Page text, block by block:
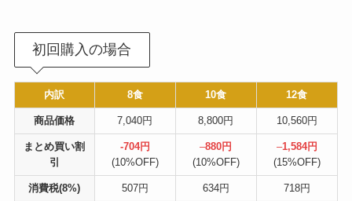
初回購入の場合
内訳 8食 10食 12食
商品価格 7,040円 8,800円 10,560円
まとめ買い割
引
-704円
(10%OFF)
–880円
(10%OFF)
–1,584円
(15%OFF)
消費税(8%) 507円 634円 718円